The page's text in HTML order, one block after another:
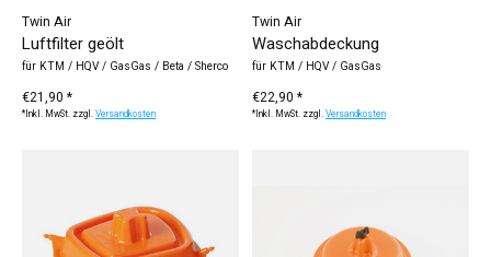
Twin Air
Luftfilter geölt
für KTM / HQV / GasGas / Beta / Sherco
€21,90 *
*Inkl. MwSt. zzgl.Versandkosten
Twin Air
Waschabdeckung
für KTM / HQV / GasGas
€22,90 *
*Inkl. MwSt. zzgl.Versandkosten